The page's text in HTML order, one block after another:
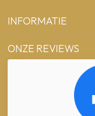
INFORMATIE
ONZE REVIEWS